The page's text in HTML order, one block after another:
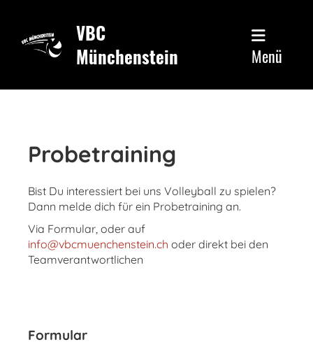
VBC
Münchenstein
Menü
Probetraining
Bist Du interessiert bei uns Volleyball zu spielen?
Dann melde dich für ein Probetraining an.
Via Formular, oder auf
info@vbcmuenchenstein.ch oder direkt bei den
Teamverantwortlichen
Formular